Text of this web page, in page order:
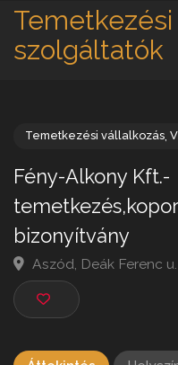
Temetkezési
szolgáltatók
Fény-Alkony Kft.-
bizonyítvány
Aszód, Deák Ferenc